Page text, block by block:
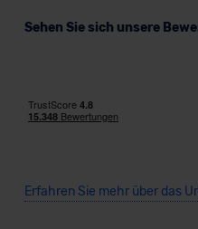
Sehen Sie sich unsere
Erfahren Sie mehr über das